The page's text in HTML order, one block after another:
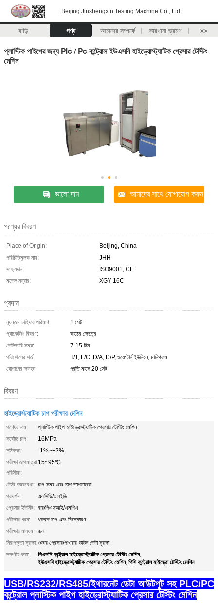
Beijing Jinshengxin Testing Machine Co., Ltd.
বাড়ি পণ্য আমাদের সম্পর্কে কারখানা ভ্রমণ >>
প্লাস্টিক পাইপের জন্য Plc / Pc কন্ট্রোল ইউএসবি হাইড্রোস্ট্যাটিক প্রেসার টেস্টিং
মেশিন
ভালো দাম আমাদের সাথে যোগাযোগ করুন
পণ্যের বিবরণ
Place of Origin:
Beijing, China
পরিচিতিমুলক নাম:
JHH
সাক্ষ্যদান:
ISO9001, CE
মডেল নম্বার:
XGY-16C
প্রদান
ন্যূনতম চাহিদার পরিমাণ:
1 সেট
প্যাকেজিং বিবরণ:
কাঠের ক্ষেত্রে
ডেলিভারি সময়:
7-15 দিন
পরিশোধের শর্ত:
T/T, L/C, D/A, D/P, ওয়েস্টার্ন ইউনিয়ন, মানিগ্রাম
যোগানের ক্ষমতা:
প্রতি মাসে 20 সেট
বিবরণ
হাইড্রোস্ট্যাটিক চাপ পরীক্ষার মেশিন
পণ্যের নাম:
প্লাস্টিক পাইপ হাইড্রোস্ট্যাটিক প্রেসার টেস্টিং মেশিন
সর্বোচ্চ চাপ:
16MPa
সঠিকতা:
-1%~+2%
পরীক্ষা তাপমাত্রা
পরিসীমা:
15~95℃
টেস্ট বক্ররেখা: চাপ-সময় এবং চাপ-তাপমাত্রা
প্রদর্শন:
এলসিডি/এলইডি
প্রেসার ইউনিট: বার/পিএসআই/এমপিএ
পরীক্ষার ধরন:
ধ্রুবক চাপ এবং বিস্ফোরণ
পরীক্ষার মাধ্যম: জল
নিরাপত্তা সুরক্ষা:ওভার প্রেসার/পাওয়ার-ডাউন ডেটা সুরক্ষা
লক্ষণীয় করা:
পিএলসি কন্ট্রোল হাইড্রোস্ট্যাটিক প্রেশার টেস্টিং মেশিন,
ইউএসবি হাইড্রোস্ট্যাটিক প্রেসার টেস্টিং মেশিন, পিসি কন্ট্রোল হাইড্রো টেস্টিং মেশিন
USB/RS232/RS485/ইথারনেট ডেটা আউটপুট সহ PLC/PC
কন্ট্রোল প্লাস্টিক পাইপ হাইড্রোস্ট্যাটিক প্রেসার টেস্টিং মেশিন